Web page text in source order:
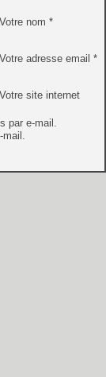
Votre nom *
Votre adresse email *
Votre site internet
par e-mail.
mail.